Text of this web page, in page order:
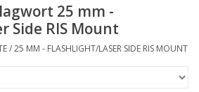
25 mm -
Side RIS Mount
/25 MM - FLASHLIGHT/LASER SIDE RIS MOUNT